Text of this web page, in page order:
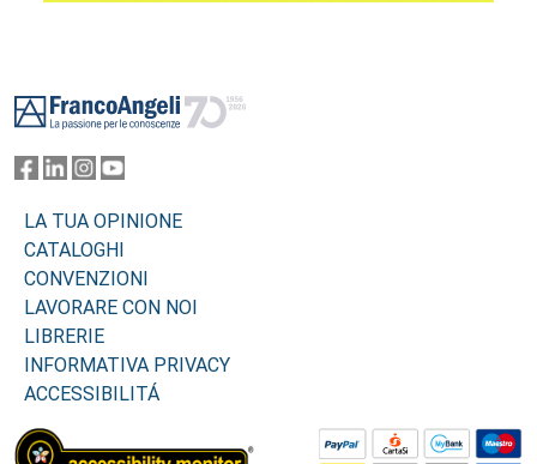
LA TUA OPINIONE
CATALOGHI
CONVENZIONI
LAVORARE CON NOI
LIBRERIE
INFORMATIVA PRIVACY
ACCESSIBILITÁ